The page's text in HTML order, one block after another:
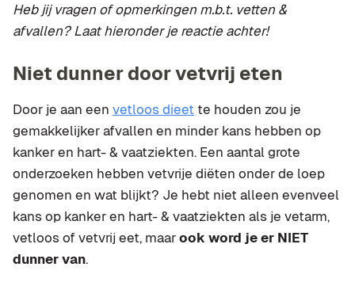
Heb jij vragen of opmerkingen m.b.t. vetten &
afvallen? Laat hieronder je reactie achter!
Niet dunner door vetvrij eten
Door je aan een vetloos dieet te houden zou je
gemakkelijker afvallen en minder kans hebben op
kanker en hart- & vaatziekten. Een aantal grote
onderzoeken hebben vetvrije diëten onder de loep
genomen en wat blijkt? Je hebt niet alleen evenveel
kans op kanker en hart- & vaatziekten als je vetarm,
vetloos of vetvrij eet, maarook word je er NIET
dunner van.